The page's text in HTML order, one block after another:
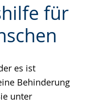
für
es ist
Behinderung
unter